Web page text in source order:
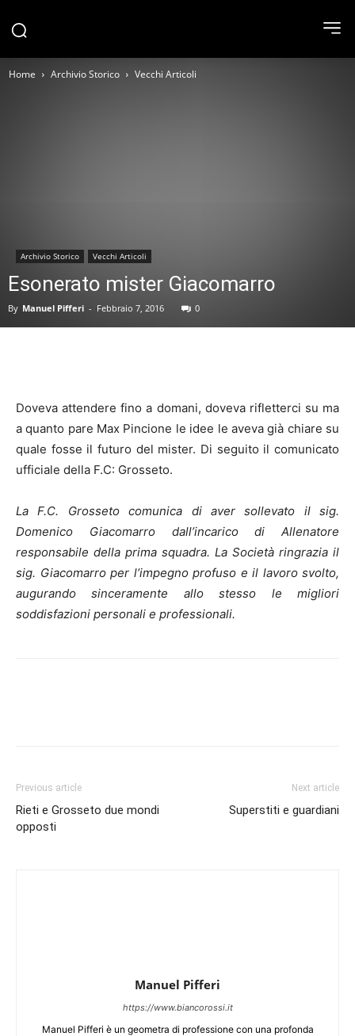
Home Archivio Storico Vecchi Articoli
Archivio Storico Vecchi Articoli
Esonerato mister Giacomarro
By Manuel Pifferi - Febbraio 7, 2016 0
Doveva attendere fino a domani, doveva rifletterci su ma
a quanto pare Max Pincione le idee le aveva già chiare su
quale fosse il futuro del mister. Di seguito il comunicato
ufficiale della F.C: Grosseto.
La F.C. Grosseto comunica di aver sollevato il sig.
Domenico Giacomarro dall’incarico di Allenatore
responsabile della prima squadra. La Società ringrazia il
sig. Giacomarro per l’impegno profuso e il lavoro svolto,
augurando sinceramente allo stesso le migliori
soddisfazioni personali e professionali.
Previous article
Rieti e Grosseto due mondi
opposti
Next article
Superstiti e guardiani
Manuel Pifferi
https://www.biancorossi.it
Manuel Pifferi è un geometra di professione con una profonda